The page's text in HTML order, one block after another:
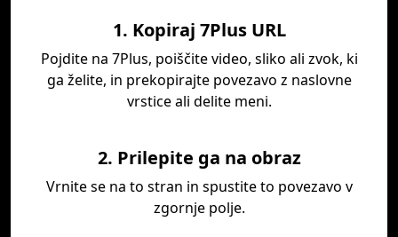
1. Kopiraj 7Plus URL
Pojdite na 7Plus, poiščite video, sliko ali zvok, ki
ga želite, in prekopirajte povezavo z naslovne
vrstice ali delite meni.
2. Prilepite ga na obraz
Vrnite se na to stran in spustite to povezavo v
zgornje polje.